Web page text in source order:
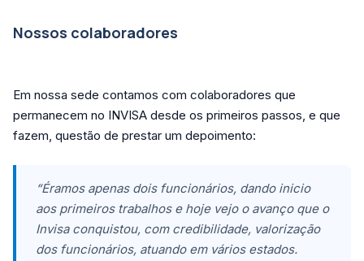
Nossos colaboradores
Em nossa sede contamos com colaboradores que
permanecem no INVISA desde os primeiros passos, e que
fazem, questão de prestar um depoimento:
“Éramos apenas dois funcionários, dando inicio
aos primeiros trabalhos e hoje vejo o avanço que o
Invisa conquistou, com credibilidade, valorização
dos funcionários, atuando em vários estados.